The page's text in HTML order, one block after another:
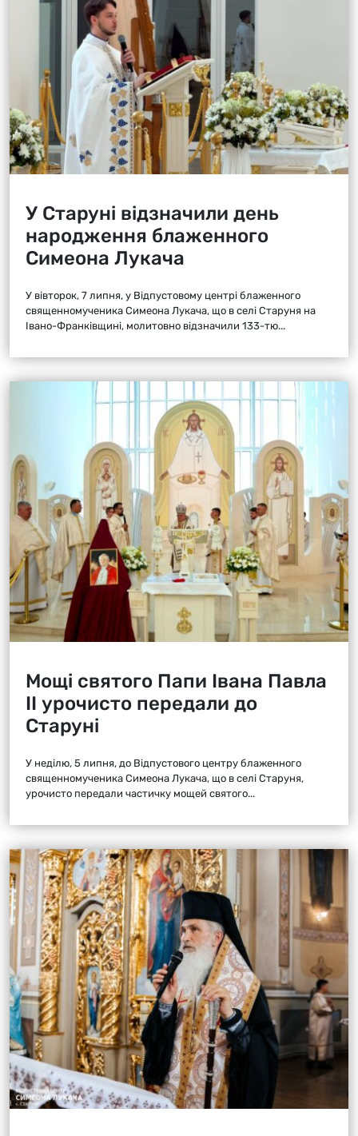
У Старуні відзначили день
народження блаженного
Симеона Лукача
У вівторок, 7 липня, у Відпустовому центрі блаженного
священномученика Симеона Лукача, що в селі Старуня на
Івано-Франківщині, молитовно відзначили 133-тю...
Мощі святого Папи Івана Павла
ІІ урочисто передали до
Старуні
У неділю, 5 липня, до Відпустового центру блаженного
священномученика Симеона Лукача, що в селі Старуня,
урочисто передали частичку мощей святого...